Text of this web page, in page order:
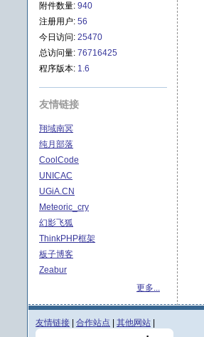
附件数量: 940
注册用户: 56
今日访问: 25470
总访问量: 76716425
程序版本: 1.6
友情链接
翔域南冥
纯月部落
CoolCode
UNICAC
UGiA.CN
Meteoric_cry
幻影飞狐
ThinkPHP框架
板子博客
Zeabur
更多...
友情链接 合作站点 其他网站